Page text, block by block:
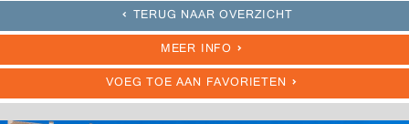
TERUG NAAR OVERZICHT
MEER INFO
VOEG TOE AAN FAVORIETEN